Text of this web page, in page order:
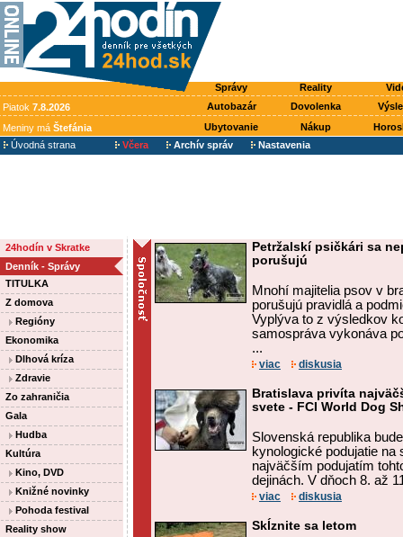
Správy Reality
Piatok 7.8.2026 Autobazár Dovolenka
Meniny má Štefánia Ubytovanie Nákup
Úvodná strana
Včera Archív správ Nastavenia
24hodín v Skratke
Denník - Správy
TITULKA
Z domova
Regióny
Ekonomika
Dlhová kríza
Zdravie
Zo zahraničia
Gala
Hudba
Kultúra
Kino, DVD
Knižné novinky
Pohoda festival
Reality show
Petržalskí psičkári sa
porušujú
Mnohí majitelia psov v
porušujú pravidlá a
Vyplýva to z výsledkov
samospráva vykonáva
...
viac diskusia
Bratislava privíta
svete - FCI World Dog
Slovenská republika
kynologické podujatie
najväčším podujatím
dejinách. V dňoch 8. až
viac diskusia
Skĺznite sa letom